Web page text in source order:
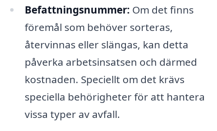
Befattningsnummer: Om det finns
föremål som behöver sorteras,
återvinnas eller slängas, kan detta
påverka arbetsinsatsen och därmed
kostnaden. Speciellt om det krävs
speciella behörigheter för att hantera
vissa typer av avfall.